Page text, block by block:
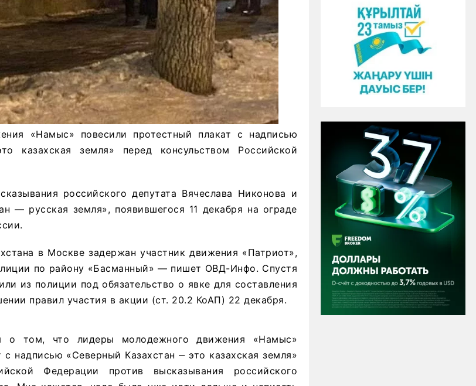
«Намыс» повесили протестный плакат с надписью
казахская земля» перед консульством Российской
российского депутата Вячеслава Никонова и
— русская земля», появившегося 11 декабря на ограде
в Москве задержан участник движения «Патриот»,
по району «Басманный» — пишет ОВД-Инфо. Спустя
из полиции под обязательство о явке для составления
правил участия в акции (ст. 20.2 КоАП) 22 декабря.
о том, что лидеры молодежного движения «Намыс»
с надписью «Северный Казахстан ‒ это казахская земля»
Федерации против высказывания российского